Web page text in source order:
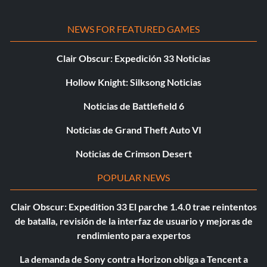
NEWS FOR FEATURED GAMES
Clair Obscur: Expedición 33 Noticias
Hollow Knight: Silksong Noticias
Noticias de Battlefield 6
Noticias de Grand Theft Auto VI
Noticias de Crimson Desert
POPULAR NEWS
Clair Obscur: Expedition 33 El parche 1.4.0 trae reintentos
de batalla, revisión de la interfaz de usuario y mejoras de
rendimiento para expertos
La demanda de Sony contra Horizon obliga a Tencent a